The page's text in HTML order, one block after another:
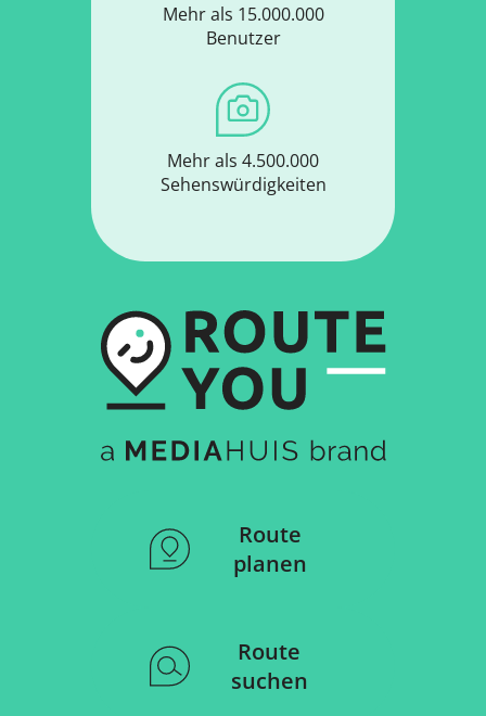
Mehr als 15.000.000
Benutzer
Mehr als 4.500.000
Sehenswürdigkeiten
Route
planen
Route
suchen